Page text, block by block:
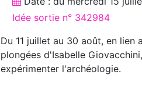
Idée sortie n° 342984
Du 11 juillet au 30 août, en lien
plongées d'Isabelle
expérimenter l'archéologie.